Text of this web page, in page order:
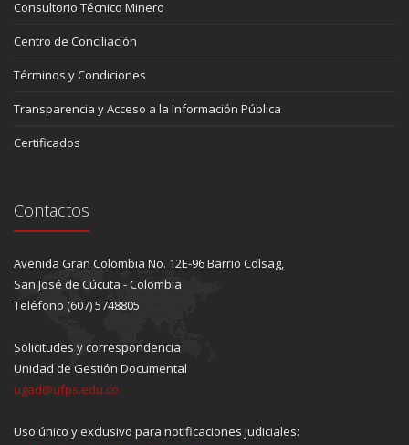
Consultorio Técnico Minero
Centro de Conciliación
Términos y Condiciones
Transparencia y Acceso a la Información Pública
Certificados
Contactos
Avenida Gran Colombia No. 12E-96 Barrio Colsag,
San José de Cúcuta - Colombia
Teléfono (607) 5748805
Solicitudes y correspondencia
Unidad de Gestión Documental
ugad@ufps.edu.co
Uso único y exclusivo para notificaciones judiciales: